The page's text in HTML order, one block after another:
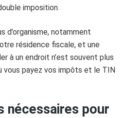
imposition.
d’organisme, notamment
résidence fiscale, et une
à un endroit n’est souvent plus
vous payez vos impôts et le TIN
nécessaires pour